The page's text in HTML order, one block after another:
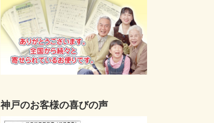
神戸のお客様の喜びの声